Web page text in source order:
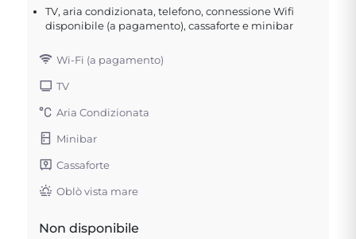
TV, aria condizionata, telefono, connessione Wifi
disponibile (a pagamento), cassaforte e minibar
Wi-Fi (a pagamento)
TV
Aria Condizionata
Minibar
Cassaforte
Oblò vista mare
Non disponibile